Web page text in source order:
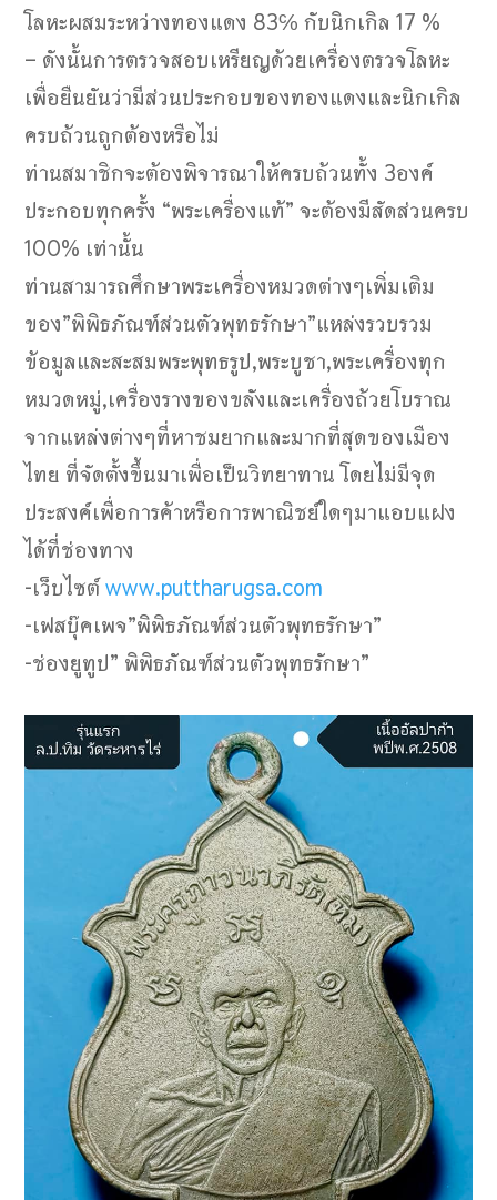
โลหะผสมระหว่างทองแดง 83℅ กับนิกเกิล 17 %
– ดังนั้นการตรวจสอบเหรียญด้วยเครื่องตรวจโลหะ
เพื่อยืนยันว่ามีส่วนประกอบของทองแดงและนิกเกิล
ครบถ้วนถูกต้องหรือไม่
ท่านสมาชิกจะต้องพิจารณาให้ครบถ้วนทั้ง 3องค์
ประกอบทุกครั้ง “พระเครื่องแท้” จะต้องมีสัดส่วนครบ
100% เท่านั้น
ท่านสามารถศึกษาพระเครื่องหมวดต่างๆเพิ่มเติม
ของ”พิพิธภัณฑ์ส่วนตัวพุทธรักษา”แหล่งรวบรวม
ข้อมูลและสะสมพระพุทธรูป,พระบูชา,พระเครื่องทุก
หมวดหมู่,เครื่องรางของขลังและเครื่องถ้วยโบราณ
จากแหล่งต่างๆที่หาชมยากและมากที่สุดของเมือง
ไทย ที่จัดตั้งขึ้นมาเพื่อเป็นวิทยาทาน โดยไม่มีจุด
ประสงค์เพื่อการค้าหรือการพาณิชย์ใดๆมาแอบแฝง
ได้ที่ช่องทาง
-เว็บไซต์​www.puttharugsa.com
-เฟสบุ๊คเพจ”พิพิธภัณฑ์ส่วนตัวพุทธรักษา”
-ช่องยูทูป” พิพิธภัณฑ์ส่วนตัวพุทธรักษา”